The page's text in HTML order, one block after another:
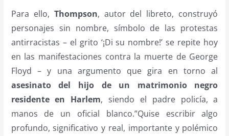
Para ello, Thompson, autor del libreto, construyó
personajes sin nombre, símbolo de las protestas
antirracistas – el grito ‘¡Di su nombre!’ se repite hoy
en las manifestaciones contra la muerte de George
Floyd – y una argumento que gira en torno al
asesinato del hijo de un matrimonio negro
residente en Harlem, siendo el padre policía, a
manos de un oficial blanco.”Quise escribir algo
profundo, significativo y real, importante y polémico